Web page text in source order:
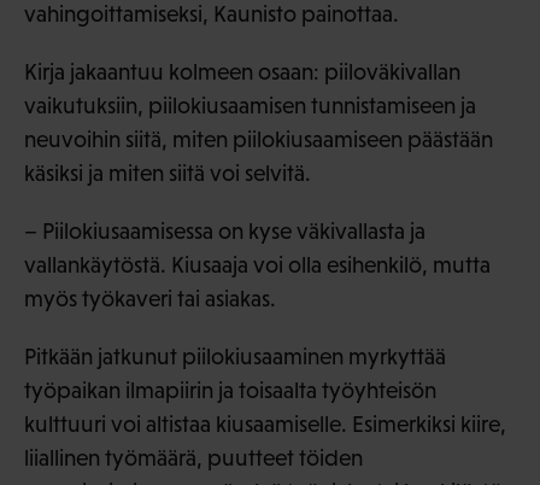
vahingoittamiseksi, Kaunisto painottaa.
Kirja jakaantuu kolmeen osaan: piiloväkivallan
vaikutuksiin, piilokiusaamisen tunnistamiseen ja
neuvoihin siitä, miten piilokiusaamiseen päästään
käsiksi ja miten siitä voi selvitä.
– Piilokiusaamisessa on kyse väkivallasta ja
vallankäytöstä. Kiusaaja voi olla esihenkilö, mutta
myös työkaveri tai asiakas.
Pitkään jatkunut piilokiusaaminen myrkyttää
työpaikan ilmapiirin ja toisaalta työyhteisön
kulttuuri voi altistaa kiusaamiselle. Esimerkiksi kiire,
liiallinen työmäärä, puutteet töiden